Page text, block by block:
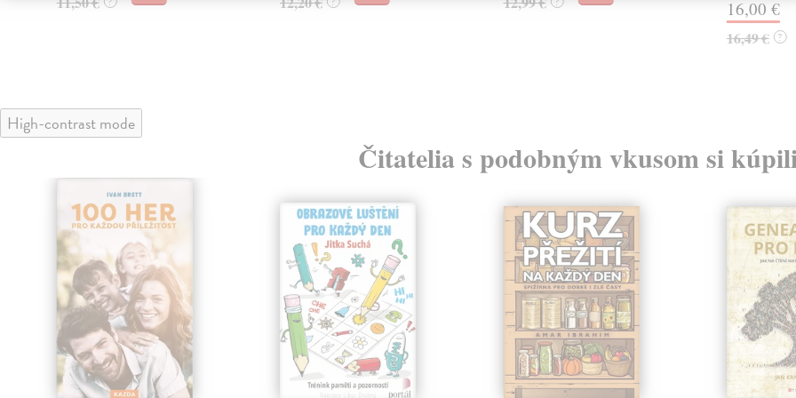
16,00 €
16,49 € ?
High-contrast mode
Čitatelia s podobným vkusom si